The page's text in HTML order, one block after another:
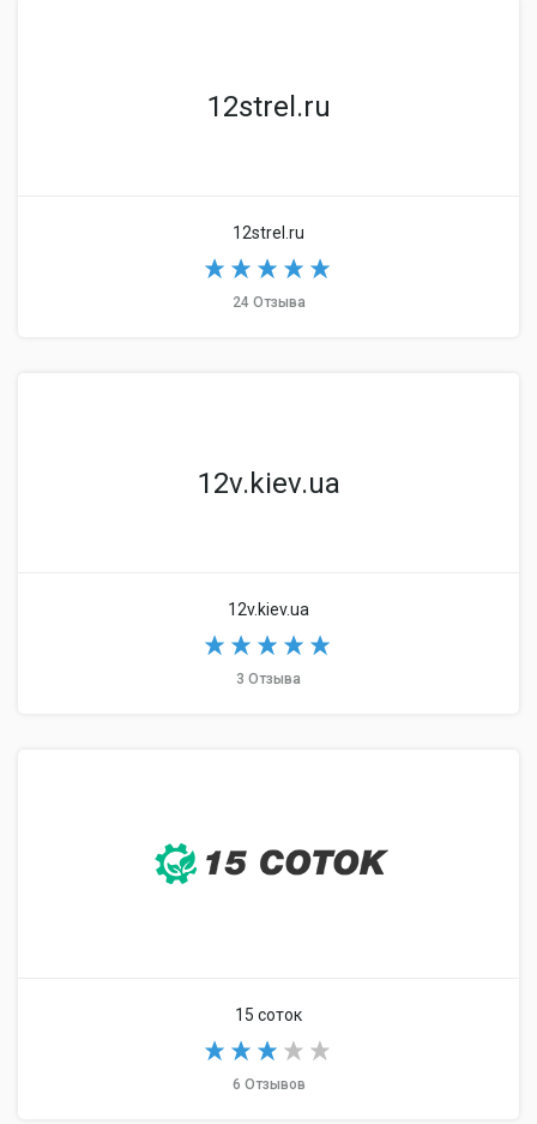
12strel.ru
12strel.ru
24 Отзыва
12v.kiev.ua
12v.kiev.ua
3 Отзыва
15 соток
6 Отзывов